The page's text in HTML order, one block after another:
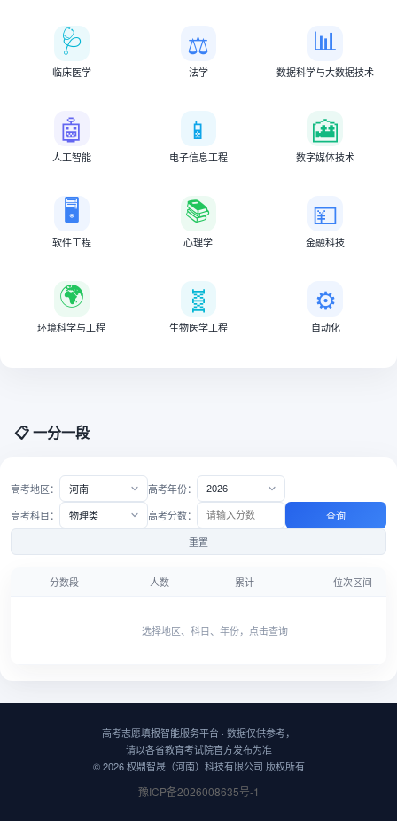
🩺
临床医学
⚖️
法学
📊
数据科学与大数据技术
🤖
人工智能
📱
电子信息工程
🎦
数字媒体技术
🖥️
软件工程
📚
心理学
💴
金融科技
🌍
环境科学与工程
🧬
生物医学工程
⚙️
自动化
📋 一分一段
高考地区：
高考年份：
高考科目：
高考分数：
查询
重置
分数段 人数 累计 位次区间
选择地区、科目、年份，点击查询
高考志愿填报智能服务平台 · 数据仅供参考，
请以各省教育考试院官方发布为准
© 2026 权鼎智晟（河南）科技有限公司 版权所有
豫ICP备2026008635号-1